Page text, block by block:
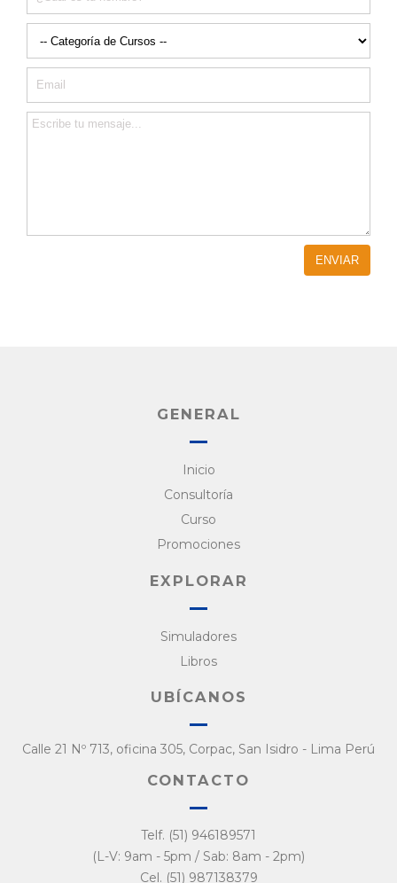
GENERAL
Inicio
Consultoría
Curso
Promociones
EXPLORAR
Simuladores
Libros
UBÍCANOS
Calle 21 Nº 713, oficina 305, Corpac, San Isidro - Lima Perú
CONTACTO
Telf. (51) 946189571
(L-V: 9am - 5pm / Sab: 8am - 2pm)
Cel. (51) 987138379